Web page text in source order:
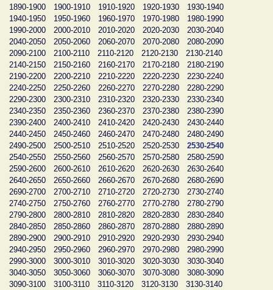
1890-1900
1900-1910 1910-1920 1920-1930
1930-1940
1940-1950
1950-1960 1960-1970 1970-1980
1980-1990
1990-2000
2000-2010 2010-2020 2020-2030
2030-2040
2040-2050
2050-2060 2060-2070 2070-2080
2080-2090
2090-2100
2100-2110 2110-2120 2120-2130
2130-2140
2140-2150
2150-2160 2160-2170 2170-2180
2180-2190
2190-2200
2200-2210 2210-2220 2220-2230
2230-2240
2240-2250
2250-2260 2260-2270 2270-2280
2280-2290
2290-2300
2300-2310 2310-2320 2320-2330
2330-2340
2340-2350
2350-2360 2360-2370 2370-2380
2380-2390
2390-2400
2400-2410 2410-2420 2420-2430
2430-2440
2440-2450
2450-2460 2460-2470 2470-2480
2480-2490
2490-2500
2500-2510 2510-2520 2520-2530
2530-2540
2540-2550
2550-2560 2560-2570 2570-2580
2580-2590
2590-2600
2600-2610 2610-2620 2620-2630
2630-2640
2640-2650
2650-2660 2660-2670 2670-2680
2680-2690
2690-2700
2700-2710 2710-2720 2720-2730
2730-2740
2740-2750
2750-2760 2760-2770 2770-2780
2780-2790
2790-2800
2800-2810 2810-2820 2820-2830
2830-2840
2840-2850
2850-2860 2860-2870 2870-2880
2880-2890
2890-2900
2900-2910 2910-2920 2920-2930
2930-2940
2940-2950
2950-2960 2960-2970 2970-2980
2980-2990
2990-3000
3000-3010 3010-3020 3020-3030
3030-3040
3040-3050
3050-3060 3060-3070 3070-3080
3080-3090
3090-3100
3100-3110 3110-3120 3120-3130
3130-3140